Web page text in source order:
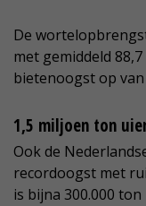
De
met gemiddeld
bietenoogst op
1,5 miljoen ton
Ook de
recordoogst met
is bijna 300.000